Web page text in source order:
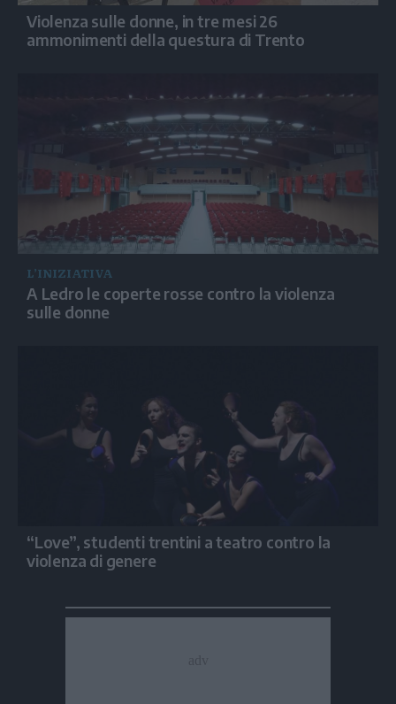
Violenza sulle donne, in tre mesi 26
ammonimenti della questura di Trento
L’INIZIATIVA
A Ledro le coperte rosse contro la violenza
sulle donne
“Love”, studenti trentini a teatro contro la
violenza di genere